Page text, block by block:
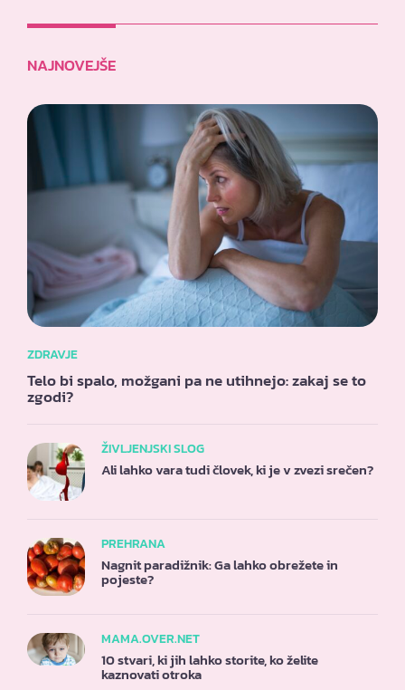
NAJNOVEJŠE
ZDRAVJE
Telo bi spalo, možgani pa ne utihnejo: zakaj se to
zgodi?
ŽIVLJENJSKI SLOG
Ali lahko vara tudi človek, ki je v zvezi srečen?
PREHRANA
Nagnit paradižnik: Ga lahko obrežete in
pojeste?
MAMA.OVER.NET
10 stvari, ki jih lahko storite, ko želite
kaznovati otroka